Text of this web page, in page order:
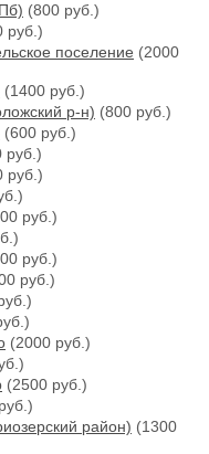
(800 руб.)
руб.)
поселение (2000
(1400 руб.)
р-н) (800 руб.)
(600 руб.)
руб.)
руб.)
руб.)
руб.)
руб.)
(2000 руб.)
(2500 руб.)
район) (1300